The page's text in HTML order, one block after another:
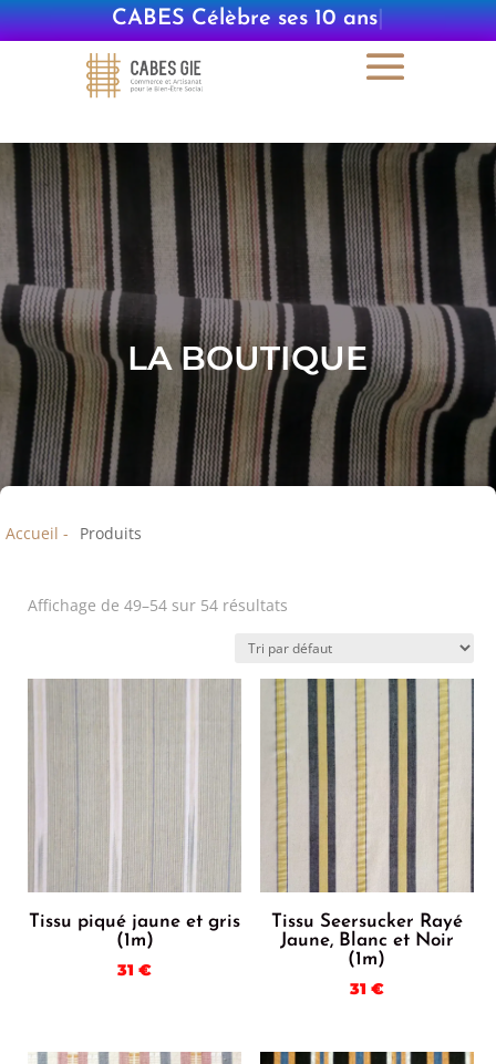
CABES Célèbre ses 1|
LA BOUTIQUE
Accueil - Produits
Affichage de 49–54 sur 54 résultats
Tissu piqué jaune et gris
(1m)
31€
Tissu Seersucker Rayé
Jaune, Blanc et Noir
(1m)
31 €